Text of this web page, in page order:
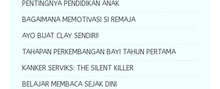
PENTINGNYA PENDIDIKAN ANAK
BAGAIMANA MEMOTIVASI SI REMAJA
AYO BUAT CLAY SENDIRI!
TAHAPAN PERKEMBANGAN BAYI TAHUN PERTAMA
KANKER SERVIKS: THE SILENT KILLER
BELAJAR MEMBACA SEJAK DINI